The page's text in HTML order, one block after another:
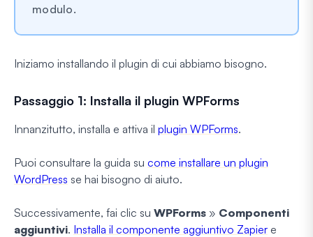
modulo.
Iniziamo installando il plugin di cui abbiamo bisogno.
Passaggio 1: Installa il plugin WPForms
Innanzitutto, installa e attiva il plugin WPForms.
Puoi consultare la guida su come installare un plugin
WordPress se hai bisogno di aiuto.
Successivamente, fai clic su WPForms » Componenti
aggiuntivi. Installa il componente aggiuntivo Zapier e